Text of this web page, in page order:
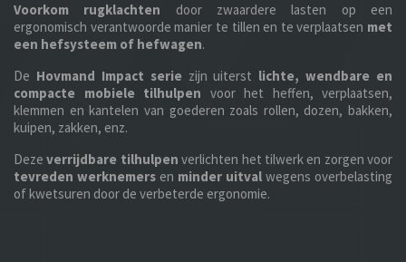
Voorkom rugklachten
door zwaardere lasten op een
ergonomisch verantwoorde manier te tillen en te verplaatsen met
een hefsysteem of hefwagen.
De Hovmand Impact serie zijn uiterst lichte, wendbare en
compacte mobiele tilhulpen voor het heffen, verplaatsen,
klemmen en kantelen van goederen zoals rollen, dozen, bakken,
kuipen, zakken, enz.
Deze verrijdbare tilhulpen verlichten het tilwerk en zorgen voor
tevreden werknemers en minder uitval wegens overbelasting
of kwetsuren door de verbeterde ergonomie.